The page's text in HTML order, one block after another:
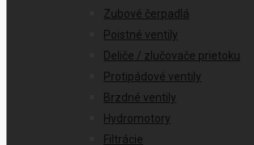
Zubové čerpadlá
Poistné ventily
Deliče / zlučovače prietoku
Protipádové ventily
Brzdné ventily
Hydromotory
Filtrácie